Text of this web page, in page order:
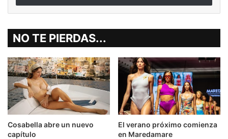
NO TE PIERDAS...
Cosabella abre un nuevo
capítulo
El verano próximo comienza
en Maredamare